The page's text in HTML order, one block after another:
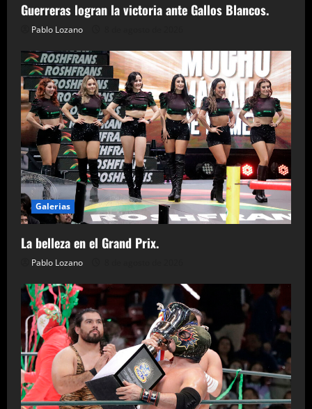
Guerreras logran la victoria ante Gallos Blancos.
Pablo Lozano
Galerias
La belleza en el Grand Prix.
Pablo Lozano